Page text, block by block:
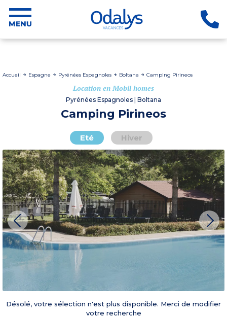
Accueil Espagne Pyrénées Espagnoles Boltana Camping Pirineos
Location en Mobil homes
Pyrénées Espagnoles | Boltana
Camping Pirineos
Eté Hiver
Désolé, votre sélection n'est plus disponible. Merci de modifier
votre recherche